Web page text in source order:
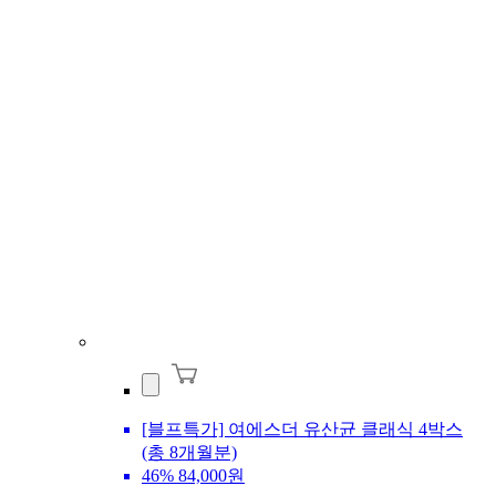
[블프특가] 여에스더 유산균 클래식 4박스
(총 8개월분)
46% 84,000원